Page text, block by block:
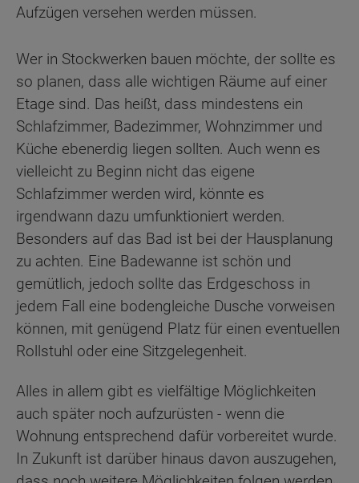
Aufzügen versehen werden müssen.
Wer in Stockwerken bauen möchte, der sollte es
so planen, dass alle wichtigen Räume auf einer
Etage sind. Das heißt, dass mindestens ein
Schlafzimmer, Badezimmer, Wohnzimmer und
Küche ebenerdig liegen sollten. Auch wenn es
vielleicht zu Beginn nicht das eigene
Schlafzimmer werden wird, könnte es
irgendwann dazu umfunktioniert werden.
Besonders auf das Bad ist bei der Hausplanung
zu achten. Eine Badewanne ist schön und
gemütlich, jedoch sollte das Erdgeschoss in
jedem Fall eine bodengleiche Dusche vorweisen
können, mit genügend Platz für einen eventuellen
Rollstuhl oder eine Sitzgelegenheit.
Alles in allem gibt es vielfältige Möglichkeiten
auch später noch aufzurüsten - wenn die
Wohnung entsprechend dafür vorbereitet wurde.
In Zukunft ist darüber hinaus davon auszugehen,